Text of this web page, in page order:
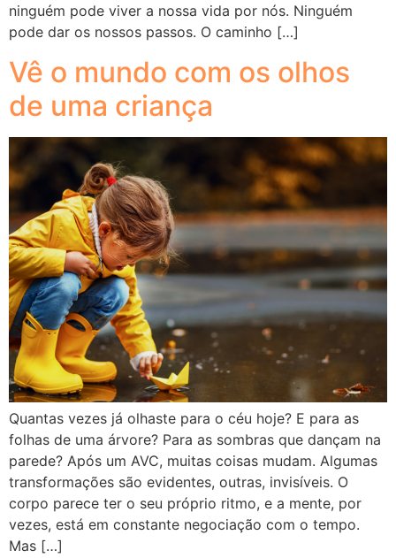
ninguém pode viver a nossa vida por nós. Ninguém
pode dar os nossos passos. O caminho […]
Vê o mundo com os olhos
de uma criança
Quantas vezes já olhaste para o céu hoje? E para as
folhas de uma árvore? Para as sombras que dançam na
parede? Após um AVC, muitas coisas mudam. Algumas
transformações são evidentes, outras, invisíveis. O
corpo parece ter o seu próprio ritmo, e a mente, por
vezes, está em constante negociação com o tempo.
Mas […]